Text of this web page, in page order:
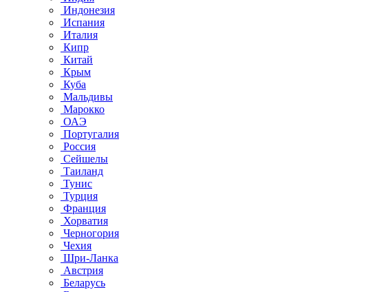
Индонезия
Испания
Италия
Кипр
Китай
Крым
Куба
Мальдивы
Марокко
ОАЭ
Португалия
Россия
Сейшелы
Таиланд
Тунис
Турция
Франция
Хорватия
Черногория
Чехия
Шри-Ланка
Австрия
Беларусь